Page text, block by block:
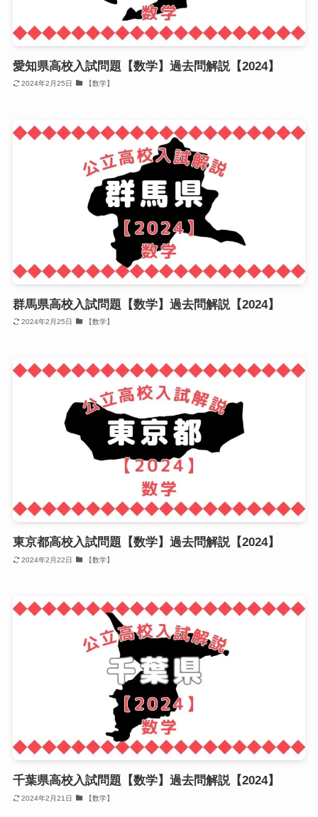
愛知県高校入試問題【数学】過去問解説【2024】
2024年2月25日 【数学】
群馬県高校入試問題【数学】過去問解説【2024】
2024年2月25日 【数学】
東京都高校入試問題【数学】過去問解説【2024】
2024年2月22日 【数学】
千葉県高校入試問題【数学】過去問解説【2024】
2024年2月21日 【数学】